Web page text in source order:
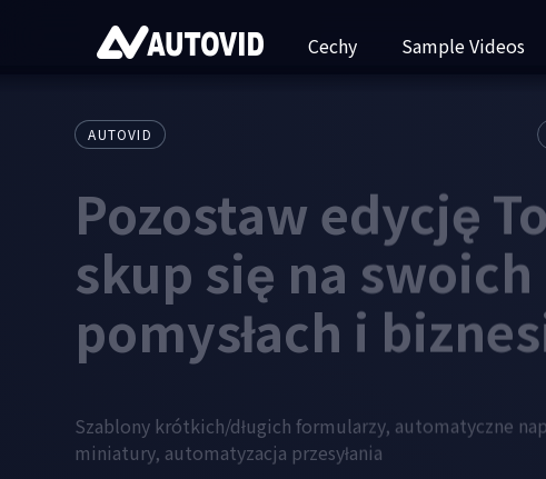
Cechy Sample Videos
AUTOVID
Pozostaw edycję
skup się na swoich
pomysłach i
Szablony krótkich/długich formularzy, automatyczne
miniatury, automatyzacja przesyłania